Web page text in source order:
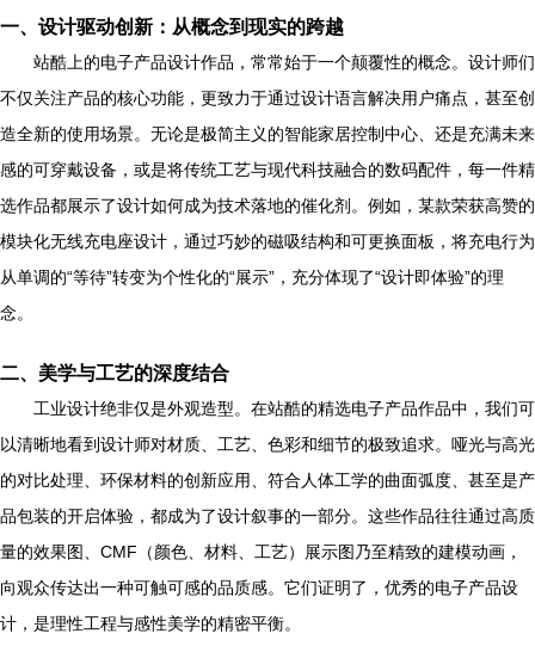
一、设计驱动创新：从概念到现实的跨越
站酷上的电子产品设计作品，常常始于一个颠覆性的概念。设计师们
不仅关注产品的核心功能，更致力于通过设计语言解决用户痛点，甚至创
造全新的使用场景。无论是极简主义的智能家居控制中心、还是充满未来
感的可穿戴设备，或是将传统工艺与现代科技融合的数码配件，每一件精
选作品都展示了设计如何成为技术落地的催化剂。例如，某款荣获高赞的
模块化无线充电座设计，通过巧妙的磁吸结构和可更换面板，将充电行为
从单调的“等待”转变为个性化的“展示”，充分体现了“设计即体验”的理
念。
二、美学与工艺的深度结合
工业设计绝非仅是外观造型。在站酷的精选电子产品作品中，我们可
以清晰地看到设计师对材质、工艺、色彩和细节的极致追求。哑光与高光
的对比处理、环保材料的创新应用、符合人体工学的曲面弧度、甚至是产
品包装的开启体验，都成为了设计叙事的一部分。这些作品往往通过高质
量的效果图、CMF（颜色、材料、工艺）展示图乃至精致的建模动画，
向观众传达出一种可触可感的品质感。它们证明了，优秀的电子产品设
计，是理性工程与感性美学的精密平衡。